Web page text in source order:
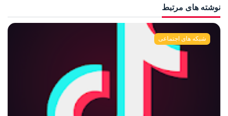
نوشته های مرتبط
شبکه های اجتماعی